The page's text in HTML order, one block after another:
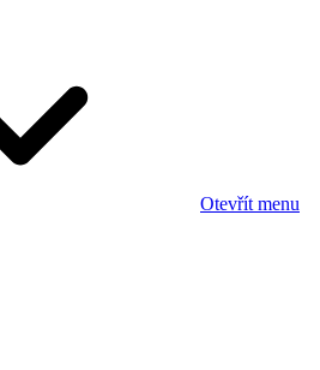
Otevřít menu